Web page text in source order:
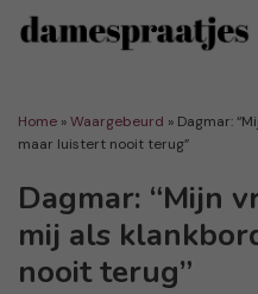
Home »Waargebeurd » Dagmar:
maar luistert nooit terug”
Dagmar: “Mijn
mij als
nooit terug”